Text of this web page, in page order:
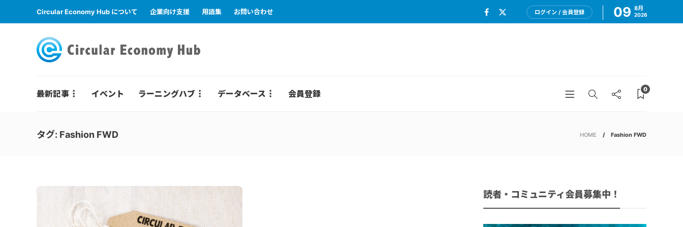
Circular Economy Hub について 企業向け支援 用語集 お問い合わせ ログイン / 会員登録 09 8月
2026
最新記事 イベント ラーニングハブ データベース 会員登録 0
タグ: Fashion FWD HOME Fashion FWD
読者・コミュニティ会員募集中！